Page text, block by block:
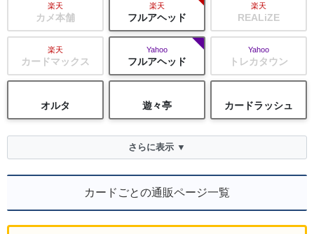
楽天
カメ本舗
楽天
フルアヘッド
楽天
REALiZE
楽天
カードマックス
Yahoo
フルアヘッド
Yahoo
トレカタウン
オルタ 遊々亭 カードラッシュ
さらに表示 ▼
カードごとの通販ページ一覧